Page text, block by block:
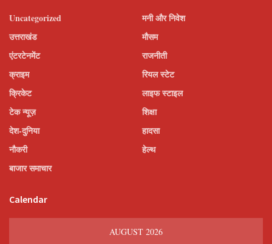
Uncategorized
उत्तराखंड
एंटरटेनमेंट
क्राइम
क्रिकेट
टेक न्यूज़
देश-दुनिया
नौकरी
बाजार समाचार
मनी और निवेश
मौसम
राजनीती
रियल स्टेट
लाइफ स्टाइल
शिक्षा
हादसा
हेल्थ
Calendar
AUGUST 2026